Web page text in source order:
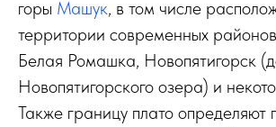
горы Машук, в том числе
территории современных районов
Белая Ромашка, Новопятигорск
Новопятигорского озера) и
Также границу плато определяют